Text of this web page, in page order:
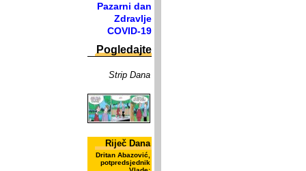
Pazarni dan
Zdravlje
COVID-19
Pogledajte
Strip Dana
Riječ Dana
Dritan Abazović,
potpredsjednik